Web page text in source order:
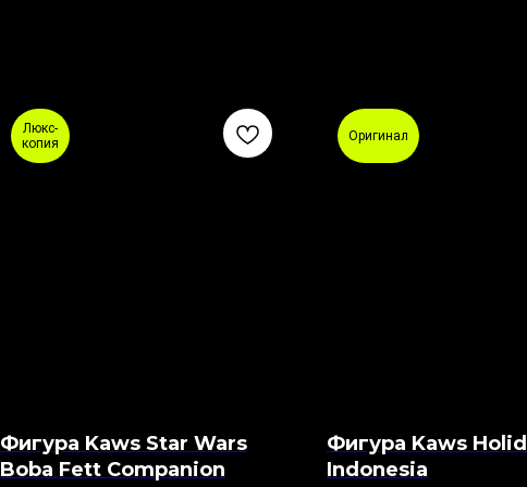
Люкс-
копия
Фигура Kaws Star Wars
Boba Fett Companion
Оригинал
Фигура Kaws
Indonesia